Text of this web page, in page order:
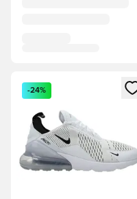
Ανοίγει ένα Modal για
-24%